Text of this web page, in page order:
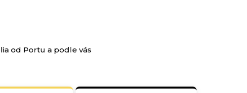
od Portu a podle vás